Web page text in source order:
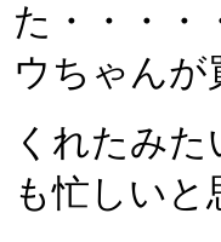
た・・・
ウちゃんが
くれたみ
も忙しい